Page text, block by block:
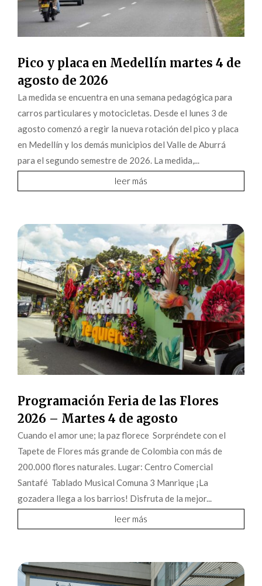
Pico y placa en Medellín martes 4 de
agosto de 2026
La medida se encuentra en una semana pedagógica para
carros particulares y motocicletas. Desde el lunes 3 de
agosto comenzó a regir la nueva rotación del pico y placa
en Medellín y los demás municipios del Valle de Aburrá
para el segundo semestre de 2026. La medida,...
leer más
Programación Feria de las Flores
2026 – Martes 4 de agosto
Cuando el amor une; la paz florece Sorpréndete con el
Tapete de Flores más grande de Colombia con más de
200.000 flores naturales. Lugar: Centro Comercial
Santafé Tablado Musical Comuna 3 Manrique ¡La
gozadera llega a los barrios! Disfruta de la mejor...
leer más